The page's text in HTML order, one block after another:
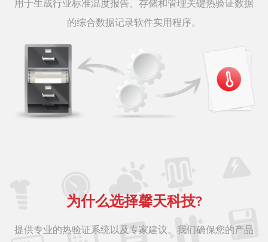
用于生成行业标准温度报告、存储和管理关键热验证数据
的综合数据记录软件实用程序。
为什么选择馨天科技?
提供专业的热验证系统以及专家建议。我们确保您的产品